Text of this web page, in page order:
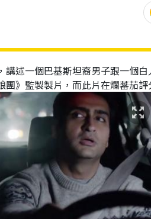
講述一個巴基斯坦裔男子跟一個
》監製製片，而此片在爛蕃茄